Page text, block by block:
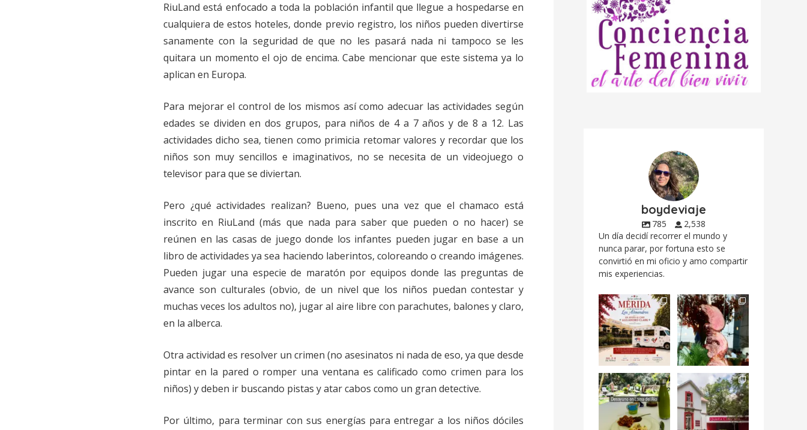
RiuLand está enfocado a toda la población infantil que llegue a hospedarse en
cualquiera de estos hoteles, donde previo registro, los niños pueden divertirse
sanamente con la seguridad de que no les pasará nada ni tampoco se les
quitara un momento el ojo de encima. Cabe mencionar que este sistema ya lo
aplican en Europa.
Para mejorar el control de los mismos así como adecuar las actividades según
edades se dividen en dos grupos, para niños de 4 a 7 años y de 8 a 12. Las
actividades dicho sea, tienen como primicia retomar valores y recordar que los
niños son muy sencillos e imaginativos, no se necesita de un videojuego o
televisor para que se diviertan.
Pero ¿qué actividades realizan? Bueno, pues una vez que el chamaco está
inscrito en RiuLand (más que nada para saber que pueden o no hacer) se
reúnen en las casas de juego donde los infantes pueden jugar en base a un
libro de actividades ya sea haciendo laberintos, coloreando o creando imágenes.
Pueden jugar una especie de maratón por equipos donde las preguntas de
avance son culturales (obvio, de un nivel que los niños puedan contestar y
muchas veces los adultos no), jugar al aire libre con parachutes, balones y claro,
en la alberca.
Otra actividad es resolver un crimen (no asesinatos ni nada de eso, ya que desde
pintar en la pared o romper una ventana es calificado como crimen para los
niños) y deben ir buscando pistas y atar cabos como un gran detective.
Por último, para terminar con sus energías para entregar a los niños dóciles
boydeviaje
785
2,538
Un día decidí recorrer el mundo y
nunca parar, por fortuna esto se
convirtió en mi oficio y amo compartir
mis experiencias.
Siempre me mueven
las causas y comer
con causa es...
12 0
Fuimos a celebrar a
mis dos #mamás
más cercanas mi...
17 0
Levantarse, escuchar
el río correr y sentir
el...
19 0
Esta
#NochedeMuseos
en la
#QuintaColorada
el...
12 0